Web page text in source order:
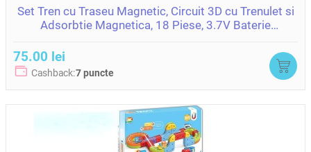
Set Tren cu Traseu Magnetic, Circuit 3D cu Trenulet si
Adsorbtie Magnetica, 18 Piese, 3.7V Baterie
75.00 lei
Cashback:7 puncte